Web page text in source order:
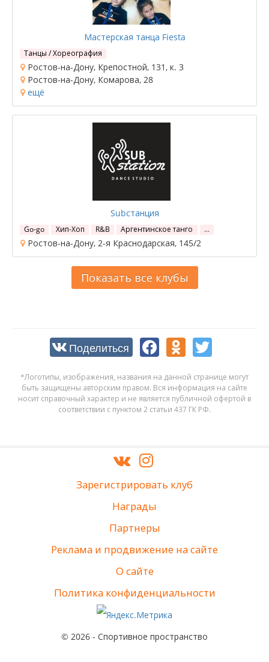
Мастерская танца Fiesta
Танцы / Хореография
Ростов-на-Дону, Крепостной, 131, к. 3
Ростов-на-Дону, Комарова, 28
ещё
Subстанция
Go-go Хип-Хоп R&B Аргентинское танго …
Ростов-на-Дону, 2-я Краснодарская, 145/2
Показать все клубы
Поделиться
*Логотипы, изображения, названия на данной странице могут
быть защищены авторским правом. Вся информация на сайте
носит справочный характер и не является публичной офертой в
соответствии с пунктом 2 статьи 437 ГК РФ.
Зарегистрировать клуб
Награды
Партнеры
Реклама и продвижение на сайте
О сайте
Политика конфиденциальности
© 2026 - Спортивное пространство